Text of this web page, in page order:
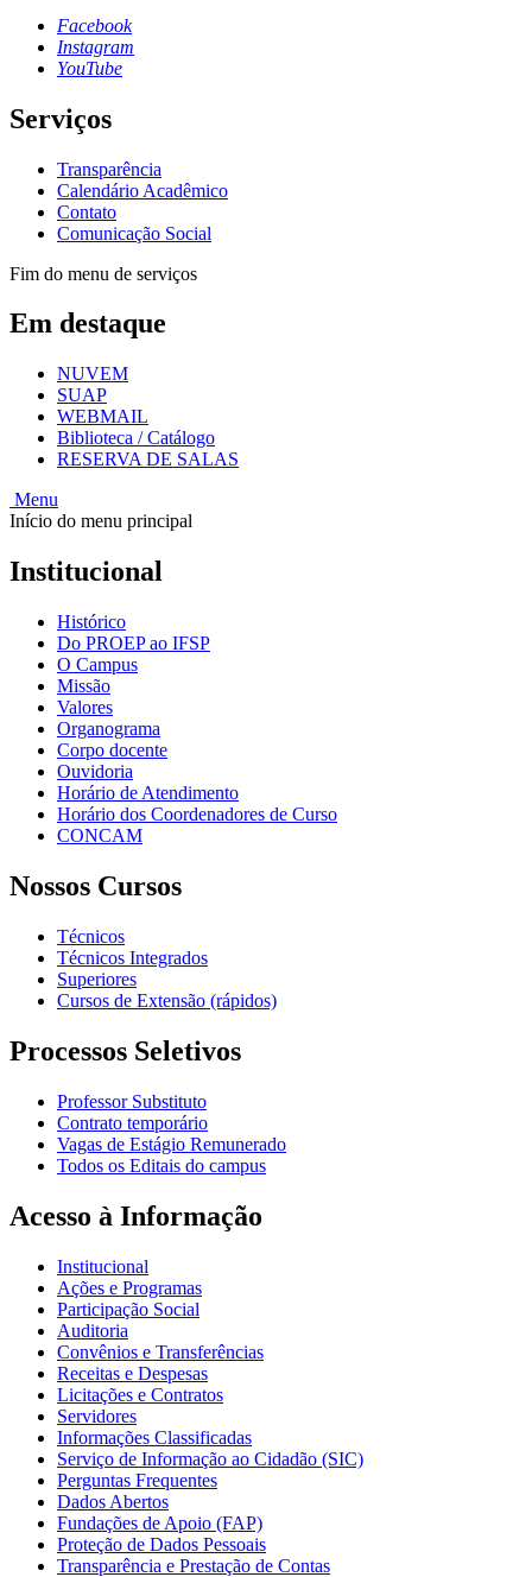
Facebook
Instagram
YouTube
Serviços
Transparência
Calendário Acadêmico
Contato
Comunicação Social
Fim do menu de serviços
Em destaque
NUVEM
SUAP
WEBMAIL
Biblioteca / Catálogo
RESERVA DE SALAS
Menu
Início do menu principal
Institucional
Histórico
Do PROEP ao IFSP
O Campus
Missão
Valores
Organograma
Corpo docente
Ouvidoria
Horário de Atendimento
Horário dos Coordenadores de Curso
CONCAM
Nossos Cursos
Técnicos
Técnicos Integrados
Superiores
Cursos de Extensão (rápidos)
Processos Seletivos
Professor Substituto
Contrato temporário
Vagas de Estágio Remunerado
Todos os Editais do campus
Acesso à Informação
Institucional
Ações e Programas
Participação Social
Auditoria
Convênios e Transferências
Receitas e Despesas
Licitações e Contratos
Servidores
Informações Classificadas
Serviço de Informação ao Cidadão (SIC)
Perguntas Frequentes
Dados Abertos
Fundações de Apoio (FAP)
Proteção de Dados Pessoais
Transparência e Prestação de Contas